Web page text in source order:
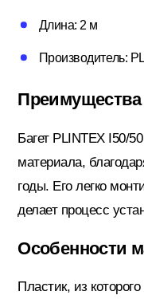
Утеплители
Длина: 2 м
Производитель:
Преимущества
Багет PLINTEX I50/
материала,
годы. Его легко
делает процесс
Особенности
Пластик, из